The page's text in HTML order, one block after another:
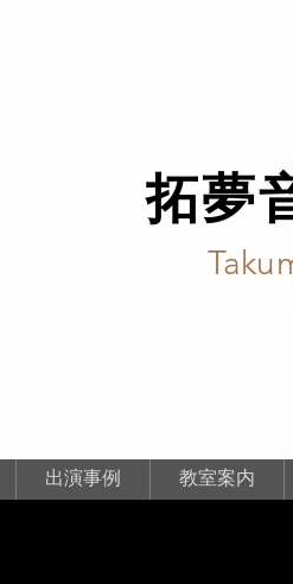
拓夢
出演事例 教室案内